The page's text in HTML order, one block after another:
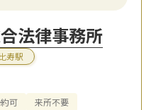
法律事務所
寿駅
可
来所不要